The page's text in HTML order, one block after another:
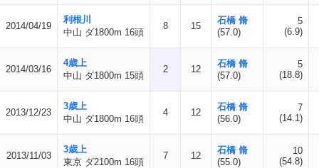
2014/04/19
利根川
中山 ダ1800m 16頭
8 15
石橋 脩
(57.0)
5
(6.9)
2014/03/16
4歳上
中山 ダ1800m 15頭
2 12
石橋 脩
(57.0)
5
(18.8)
2013/12/23
3歳上
中山 ダ1800m 16頭
4 12
石橋 脩
(56.0)
7
(14.1)
2013/11/03
3歳上
東京 ダ2100m 16頭
7 12
石橋 脩
(55.0)
10
(54.8)